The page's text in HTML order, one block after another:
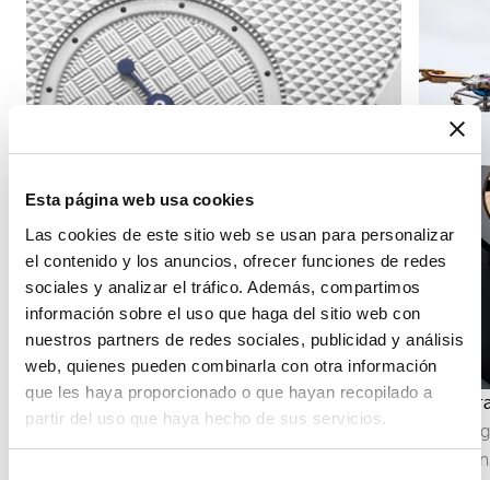
Esta página web usa cookies
Las cookies de este sitio web se usan para personalizar
el contenido y los anuncios, ofrecer funciones de redes
sociales y analizar el tráfico. Además, compartimos
información sobre el uso que haga del sitio web con
nuestros partners de redes sociales, publicidad y análisis
web, quienes pueden combinarla con otra información
que les haya proporcionado o que hayan recopilado a
partir del uso que haya hecho de sus servicios.
Indicación de los segundos
La indicación de los segundos permite seguir
El